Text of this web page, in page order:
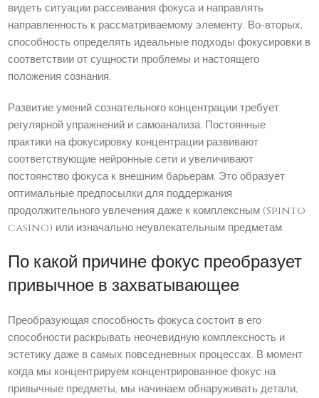
видеть ситуации рассеивания фокуса и направлять
направленность к рассматриваемому элементу. Во-вторых,
способность определять идеальные подходы фокусировки в
соответствии от сущности проблемы и настоящего
положения сознания.
Развитие умений сознательного концентрации требует
регулярной упражнений и самоанализа. Постоянные
практики на фокусировку концентрации развивают
соответствующие нейронные сети и увеличивают
постоянство фокуса к внешним барьерам. Это образует
оптимальные предпосылки для поддержания
продолжительного увлечения даже к комплексным (Spinto
casino) или изначально неувлекательным предметам.
По какой причине фокус преобразует
привычное в захватывающее
Преобразующая способность фокуса состоит в его
способности раскрывать неочевидную комплексность и
эстетику даже в самых повседневных процессах. В момент
когда мы концентрируем концентрированное фокус на
привычные предметы, мы начинаем обнаруживать детали,